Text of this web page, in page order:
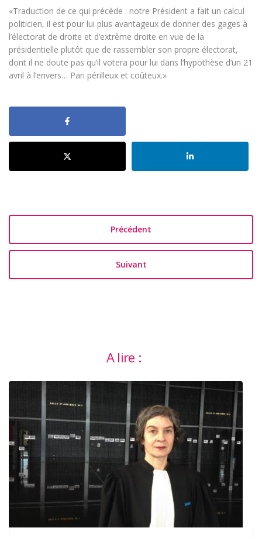
«Traduction de ce qui précède : notre Président a fait un calcul
politicien, il est pour lui plus avantageux de donner des gages à
l’électorat de droite et d’extrême droite en vue de la
présidentielle plutôt que de rassembler son propre électorat,
dont il ne doute pas qu’il votera pour lui dans l’hypothèse d’un 21
avril à l’envers… Pari périlleux et coûteux.»
Précédent
Suivant
A lire :